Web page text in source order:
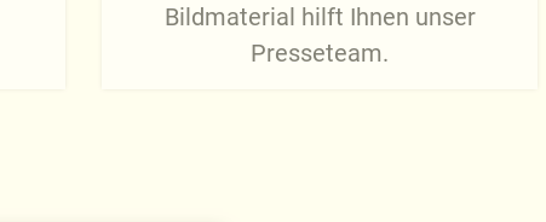
Bildmaterial hilft Ihnen unser
Presseteam.